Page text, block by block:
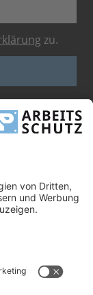
zu.
gelten dieGoogle-
.